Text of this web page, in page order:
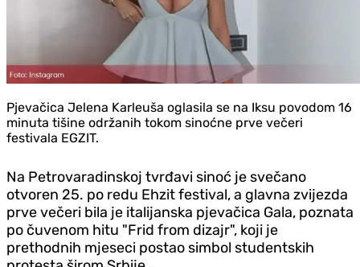
Pjevačica Jelena Karleuša oglasila se na Iksu povodom 16
minuta tišine održanih tokom sinoćne prve večeri
festivala EGZIT.
Na Petrovaradinskoj tvrđavi sinoć je svečano
otvoren 25. po redu Ehzit festival, a glavna zvijezda
prve večeri bila je italijanska pjevačica Gala, poznata
po čuvenom hitu "Frid from dizajr", koji je
prethodnih mjeseci postao simbol studentskih